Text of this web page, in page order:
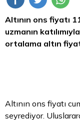
Altının ons fiyatı
uzmanın
ortalama altın
Altının ons fiyatı
seyrediyor.